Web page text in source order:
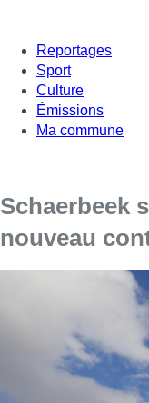
Reportages
Sport
Culture
Émissions
Ma commune
Schaerbeek
nouveau